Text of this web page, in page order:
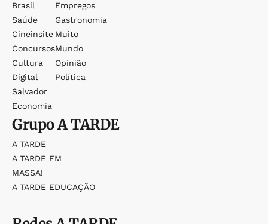
Brasil
Saúde
Cineinsite
Concursos
Cultura
Digital
Salvador
Economia
Empregos
Gastronomia
Muito
Mundo
Opinião
Política
GrupoA TARDE
A TARDE
A TARDE FM
MASSA!
A TARDE EDUCAÇÃO